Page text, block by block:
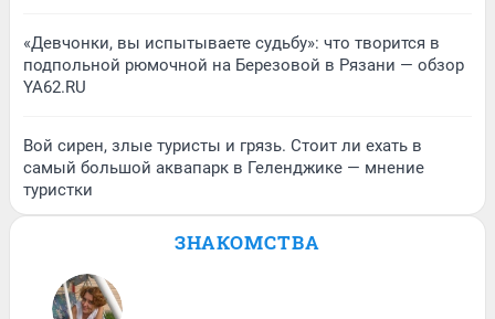
«Девчонки, вы испытываете судьбу»: что творится в
подпольной рюмочной на Березовой в Рязани — обзор
YA62.RU
Вой сирен, злые туристы и грязь. Стоит ли ехать в
самый большой аквапарк в Геленджике — мнение
туристки
ЗНАКОМСТВА